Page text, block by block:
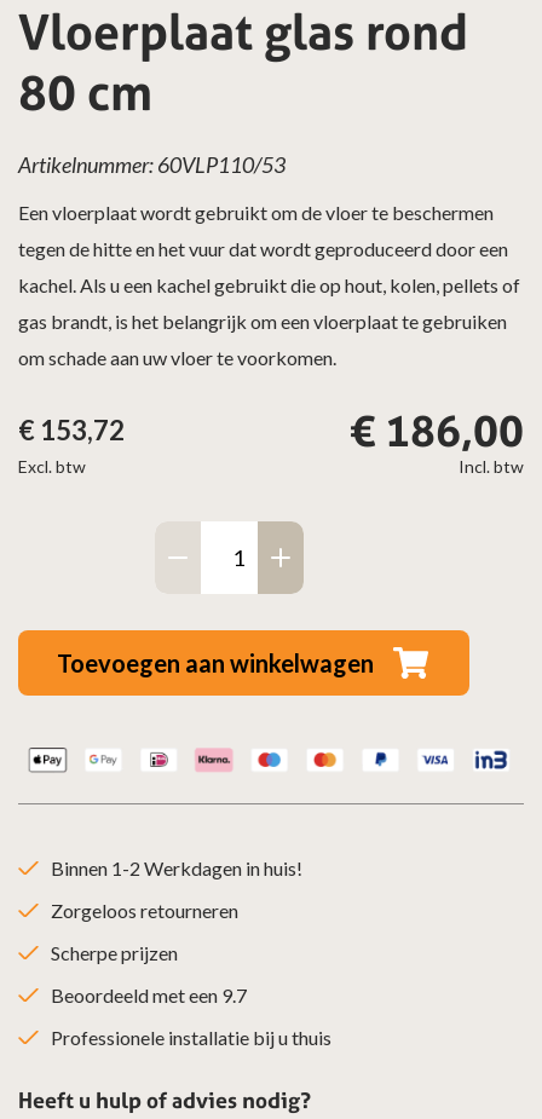
Vloerplaat glas rond
80 cm
Incl. btw
€ 186,00
Excl. btw
€ 153,72
Artikelnummer: 60VLP110/53
Een vloerplaat wordt gebruikt om de vloer te beschermen
tegen de hitte en het vuur dat wordt geproduceerd door een
kachel. Als u een kachel gebruikt die op hout, kolen, pellets of
gas brandt, is het belangrijk om een vloerplaat te gebruiken
om schade aan uw vloer te voorkomen.
Toevoegen aan winkelwagen
Binnen 1-2 Werkdagen in huis!
Zorgeloos retourneren
Scherpe prijzen
Beoordeeld met een 9.7
Professionele installatie bij u thuis
Heeft u hulp of advies nodig?